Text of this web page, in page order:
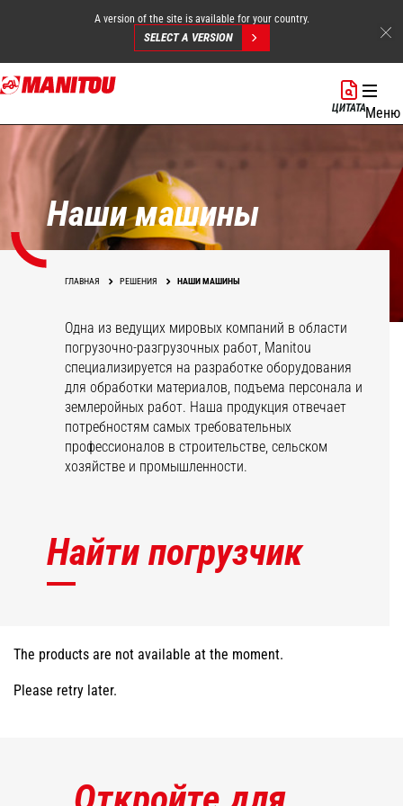
Перейти
к
содержанию
A version of the site is available for your country.
SELECT A VERSION
ЦИТАТАМеню
Наши машины
ГЛАВНАЯ РЕШЕНИЯ НАШИ МАШИНЫ
Одна из ведущих мировых компаний в области
погрузочно-разгрузочных работ, Manitou
специализируется на разработке оборудования
для обработки материалов, подъема персонала и
землеройных работ. Наша продукция отвечает
потребностям самых требовательных
профессионалов в строительстве, сельском
хозяйстве и промышленности.
Найти погрузчик
The products are not available at the moment.
Please retry later.